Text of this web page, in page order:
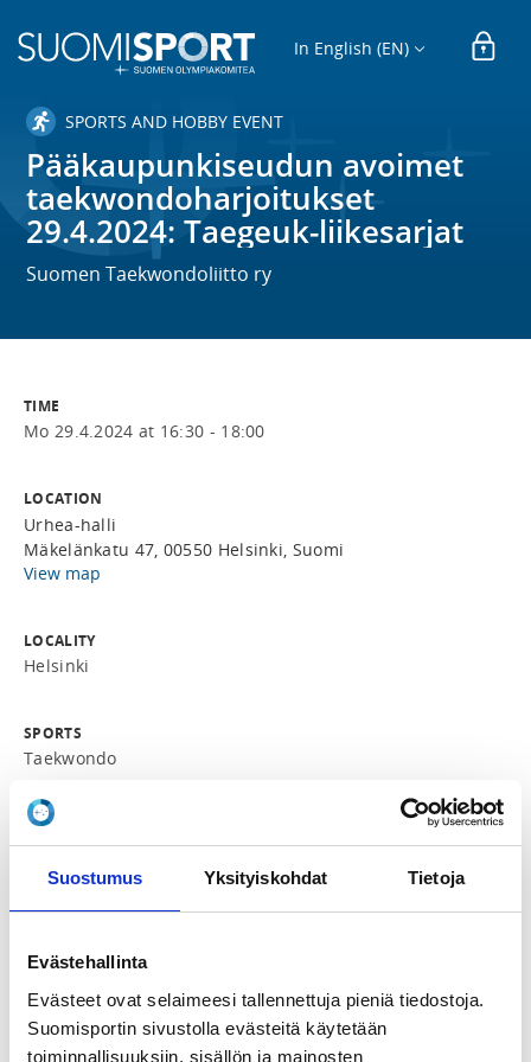
Suostumus Yksityiskohdat Tietoja
Evästehallinta
Evästeet ovat selaimeesi tallennettuja pieniä tiedostoja.
Suomisportin sivustolla evästeitä käytetään
toiminnallisuuksiin, sisällön ja mainosten
In English (EN)
SPORTS AND HOBBY EVENT
Pääkaupunkiseudun avoimet
taekwondoharjoitukset
29.4.2024: Taegeuk-liikesarjat
Suomen Taekwondoliitto ry
TIME
Mo 29.4.2024 at 16:30 - 18:00
LOCATION
Urhea-halli
Mäkelänkatu 47, 00550 Helsinki, Suomi
View map
LOCALITY
Helsinki
SPORTS
Taekwondo
REGISTRATION PERIOD
We 10.4.2024 at 19:00 - Mo 29.4.2024 at 12:00
ADDITIONAL INFORMATION
junghyun.cho@taekwondo.fi
+358 40 365 1419
INSTRUCTORS